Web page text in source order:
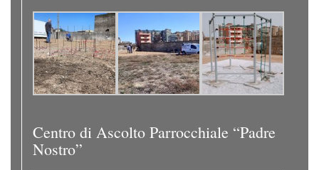
Centro di Ascolto Parrocchiale “Padre
Nostro”